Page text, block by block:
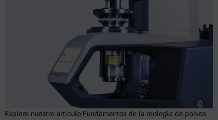
Explore nuestro artículo Fundamentos de la reología de polvos